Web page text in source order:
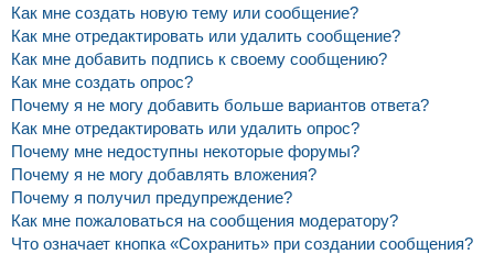
Как мне создать новую тему или сообщение?
Как мне отредактировать или удалить сообщение?
Как мне добавить подпись к своему сообщению?
Как мне создать опрос?
Почему я не могу добавить больше вариантов ответа?
Как мне отредактировать или удалить опрос?
Почему мне недоступны некоторые форумы?
Почему я не могу добавлять вложения?
Почему я получил предупреждение?
Как мне пожаловаться на сообщения модератору?
Что означает кнопка «Сохранить» при создании сообщения?